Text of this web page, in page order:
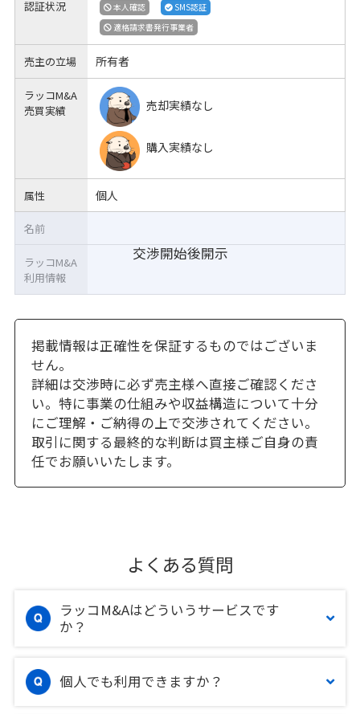
認証状況 本人確認
SMS認証
適格請求書発行事業者
売主の立場 所有者
ラッコM&A
売買実績
売却実績なし
購入実績なし
属性 個人
交渉開始後開示
名前
ラッコM&A
利用情報
掲載情報は正確性を保証するものではございま
せん。
詳細は交渉時に必ず売主様へ直接ご確認くださ
い。特に事業の仕組みや収益構造について十分
にご理解・ご納得の上で交渉されてください。
取引に関する最終的な判断は買主様ご自身の責
任でお願いいたします。
よくある質問
ラッコM&Aはどういうサービスです
か？
個人でも利用できますか？